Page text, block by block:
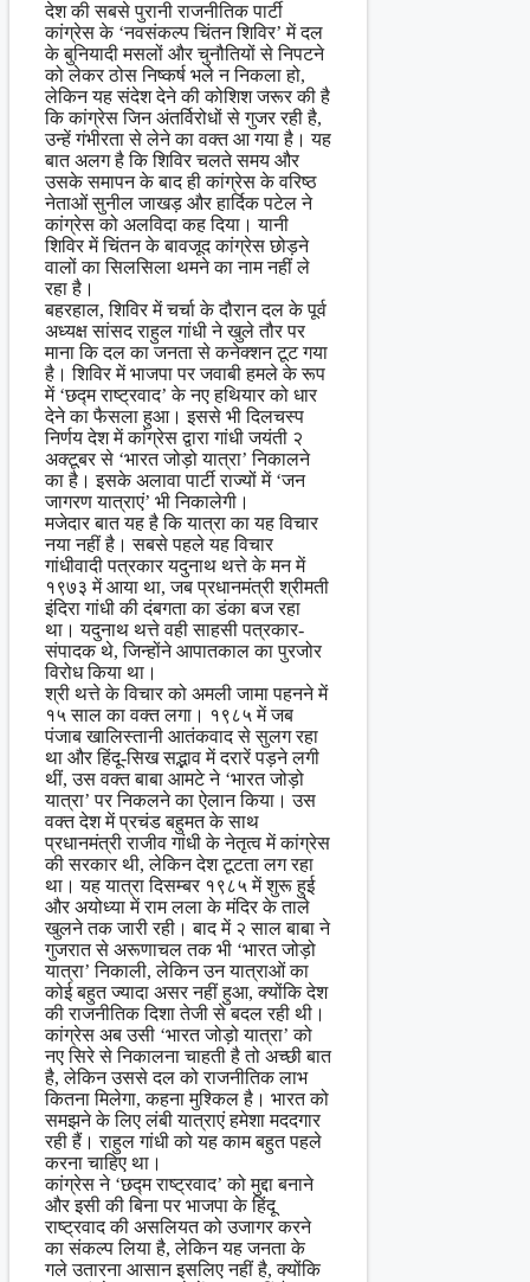
देश की सबसे पुरानी राजनीतिक पार्टी
कांग्रेस के ‘नवसंकल्प चिंतन शिविर’ में दल
के बुनियादी मसलों और चुनौतियों से निपटने
को लेकर ठोस निष्कर्ष भले न निकला हो,
लेकिन यह संदेश देने की कोशिश जरूर की है
कि कांग्रेस जिन अंतर्विरोधों से गुजर रही है,
उन्हें गंभीरता से लेने का वक्त आ गया है। यह
बात अलग है कि शिविर चलते समय और
उसके समापन के बाद ही कांग्रेस के वरिष्ठ
नेताओं सुनील जाखड़ और हार्दिक पटेल ने
कांग्रेस को अलविदा कह दिया। यानी
शिविर में चिंतन के बावजूद कांग्रेस छोड़ने
वालों का सिलसिला थमने का नाम नहीं ले
रहा है।
बहरहाल, शिविर में चर्चा के दौरान दल के पूर्व
अध्यक्ष सांसद राहुल गांधी ने खुले तौर पर
माना कि दल का जनता से कनेक्शन टूट गया
है। शिविर में भाजपा पर जवाबी हमले के रूप
में ‘छद्म राष्ट्रवाद’ के नए हथियार को धार
देने का फैसला हुआ। इससे भी दिलचस्प
निर्णय देश में कांग्रेस द्वारा गांधी जयंती २
अक्टूबर से ‘भारत जोड़ो यात्रा’ निकालने
का है। इसके अलावा पार्टी राज्यों में ‘जन
जागरण यात्राएं’ भी निकालेगी।
मजेदार बात यह है कि यात्रा का यह विचार
नया नहीं है। सबसे पहले यह विचार
गांधीवादी पत्रकार यदुनाथ थत्ते के मन में
१९७३ में आया था, जब प्रधानमंत्री श्रीमती
इंदिरा गांधी की दंबगता का डंका बज रहा
था। यदुनाथ थत्ते वही साहसी पत्रकार-
संपादक थे, जिन्होंने आपातकाल का पुरजोर
विरोध किया था।
श्री थत्ते के विचार को अमली जामा पहनने में
१५ साल का वक्त लगा। १९८५ में जब
पंजाब खालिस्तानी आतंकवाद से सुलग रहा
था और हिंदू‍-सिख सद्भाव में दरारें पड़ने लगी
थीं, उस वक्त बाबा आमटे ने ‘भारत जोड़ो
यात्रा’ पर निकलने का ऐलान किया। उस
वक्त देश में प्रचंड बहुमत के साथ
प्रधानमंत्री राजीव गांधी के नेतृत्व में कांग्रेस
की सरकार थी, लेकिन देश टूटता लग रहा
था। यह यात्रा दिसम्बर १९८५ में शुरू हुई
और अयोध्या में राम लला के मंदिर के ताले
खुलने तक जारी रही। बाद में २ साल बाबा ने
गुजरात से अरूणाचल तक भी ‘भारत जोड़ो
यात्रा’ निकाली, लेकिन उन यात्राओं का
कोई बहुत ज्यादा असर नहीं हुआ, क्योंकि देश
की राजनीतिक दिशा तेजी से बदल रही थी।
कांग्रेस अब उसी ‘भारत जोड़ो यात्रा’ को
नए सिरे से निकालना चाहती है तो अच्छी बात
है, लेकिन उससे दल को राजनीतिक लाभ
कितना मिलेगा, कहना मुश्किल है। भारत को
समझने के लिए लंबी यात्राएं हमेशा मददगार
रही हैं। राहुल गांधी को यह काम बहुत पहले
करना चाहिए था।
कांग्रेस ने ‘छद्म राष्ट्रवाद’ को मुद्दा बनाने
और इसी की बिना पर भाजपा के हिंदू
राष्ट्रवाद की असलियत को उजागर करने
का संकल्प लिया है, लेकिन यह जनता के
गले उतारना आसान इसलिए नहीं है, क्योंकि